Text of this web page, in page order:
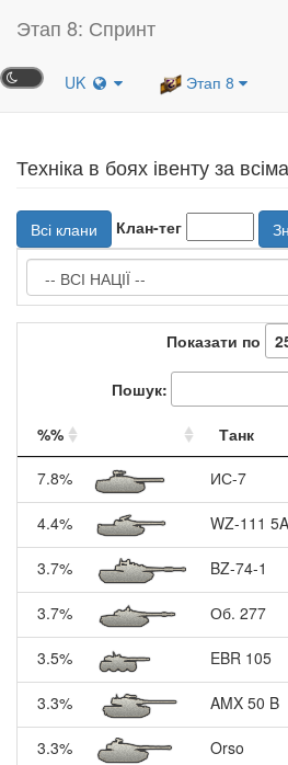
Этап 8: Спринт
UK Этап 8
Техніка в боях івенту за
Всі клани Клан-тег
Показати по
Пошук:
%% Танк
7.8%
ИС-7
4.4% WZ-111 5A
3.7% BZ-74-1
3.7% Об. 277
3.5% EBR 105
3.3% AMX 50 B
3.3% Orso